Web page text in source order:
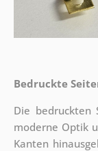
Bedruckte
Die bedruckten
moderne Optik
Kanten